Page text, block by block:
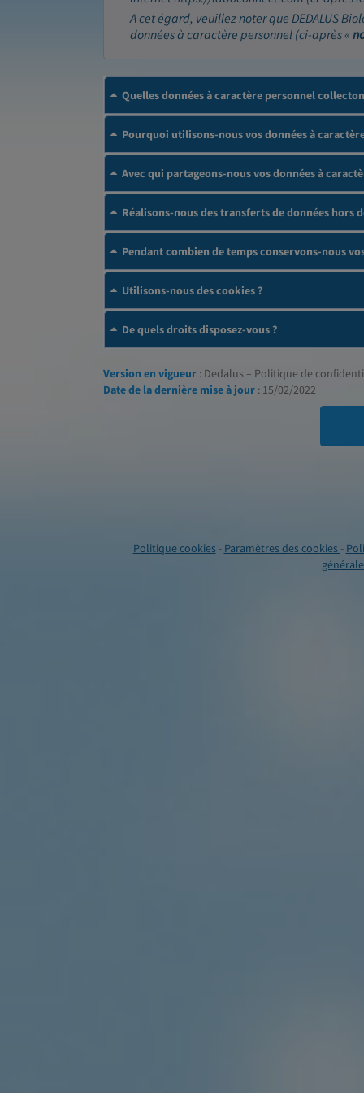
A cet égard, veuillez noter que DEDALUS
données à caractère personnel (ci-après «
Quelles données à caractère personnel
Pourquoi utilisons-nous vos données à
Avec qui partageons-nous vos données à
Réalisons-nous des transferts de données hors
Pendant combien de temps conservons-nous
Utilisons-nous des cookies ?
De quels droits disposez-vous ?
Version en vigueur : Dedalus – Politique de
Date de la dernière mise à jour : 15/02/2022
Politique cookies- Paramètres des cookies -